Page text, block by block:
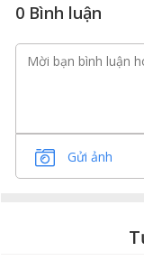
0 Bình luận
Gửi ảnh